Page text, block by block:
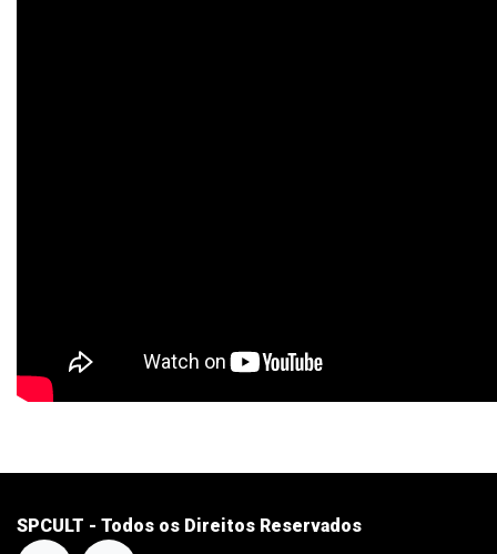
SPCULT - Todos os Direitos Reservados